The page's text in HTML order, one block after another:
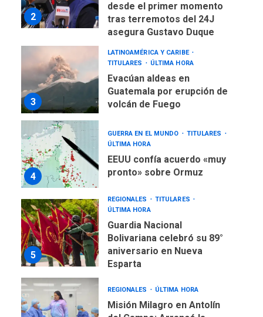
2
desde el primer momento
tras terremotos del 24J
asegura Gustavo Duque
3
LATINOAMÉRICA Y CARIBE
TITULARES
ÚLTIMA HORA
Evacúan aldeas en
Guatemala por erupción de
volcán de Fuego
4
GUERRA EN EL MUNDO
TITULARES
ÚLTIMA HORA
EEUU confía acuerdo «muy
pronto» sobre Ormuz
5
REGIONALES
TITULARES
ÚLTIMA HORA
Guardia Nacional
Bolivariana celebró su 89°
aniversario en Nueva
Esparta
REGIONALES ÚLTIMA HORA
Misión Milagro en Antolín